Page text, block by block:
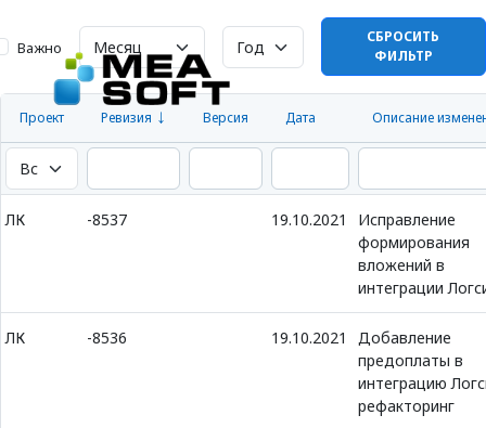
Важно
СБРОСИТЬ
ФИЛЬТР
Проект Ревизия Версия Дата Описание
ЛК -8537 19.10.2021
Исправление
формирования
вложений в
интеграции
ЛК -8536 19.10.2021
Добавление
предоплаты в
интеграцию
рефакторинг